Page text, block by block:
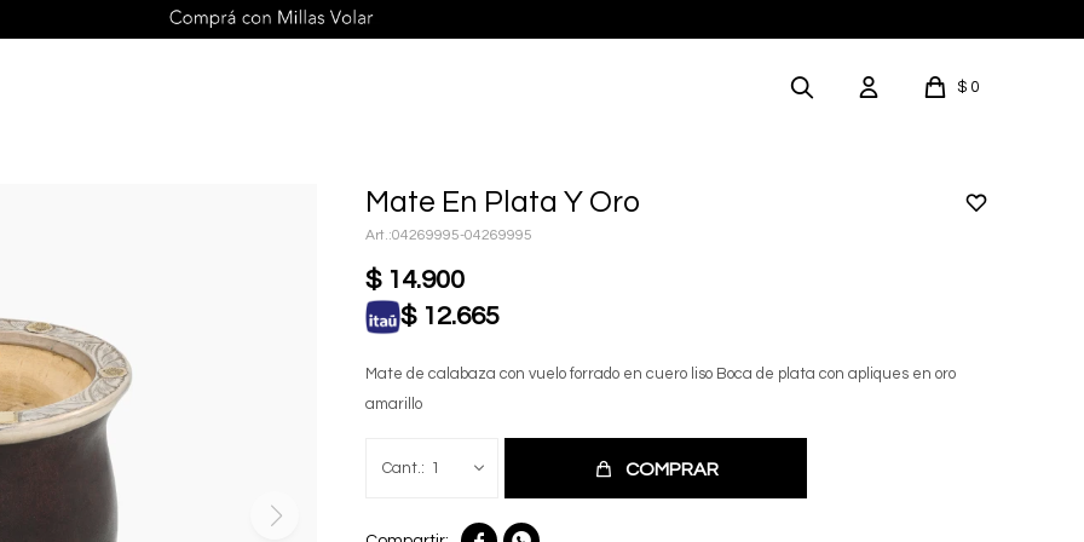
$ 0
Mate En Plata Y Oro
04269995-04269995
$ 14.900
$ 12.665
Mate de calabaza con vuelo forrado en cuero liso Boca de plata con apliques en oro
amarillo
1 COMPRAR